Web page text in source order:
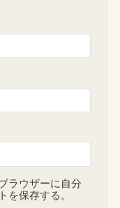
ラウザーに自分
を保存する。